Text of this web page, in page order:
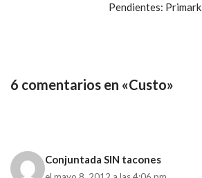
Pendientes: Primark
6 comentarios en «Custo»
Conjuntada SIN tacones